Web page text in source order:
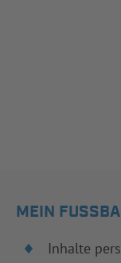
MEIN
Inhalte